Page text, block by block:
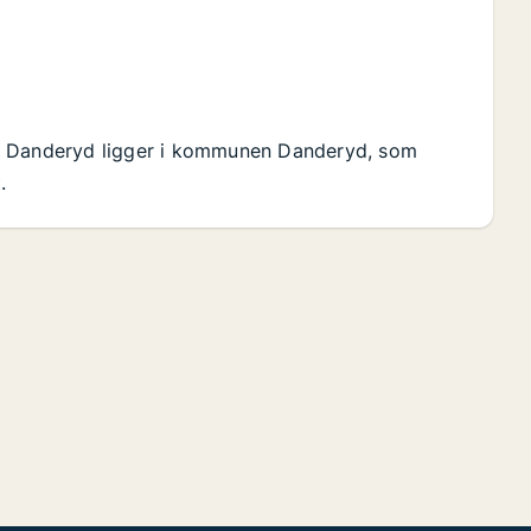
ligger i kommunen Danderyd, som